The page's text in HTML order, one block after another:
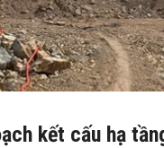
kết cấu hạ